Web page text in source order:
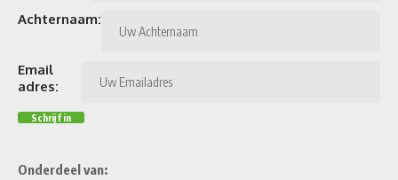
Achternaam:
Email
adres:
Onderdeel van: